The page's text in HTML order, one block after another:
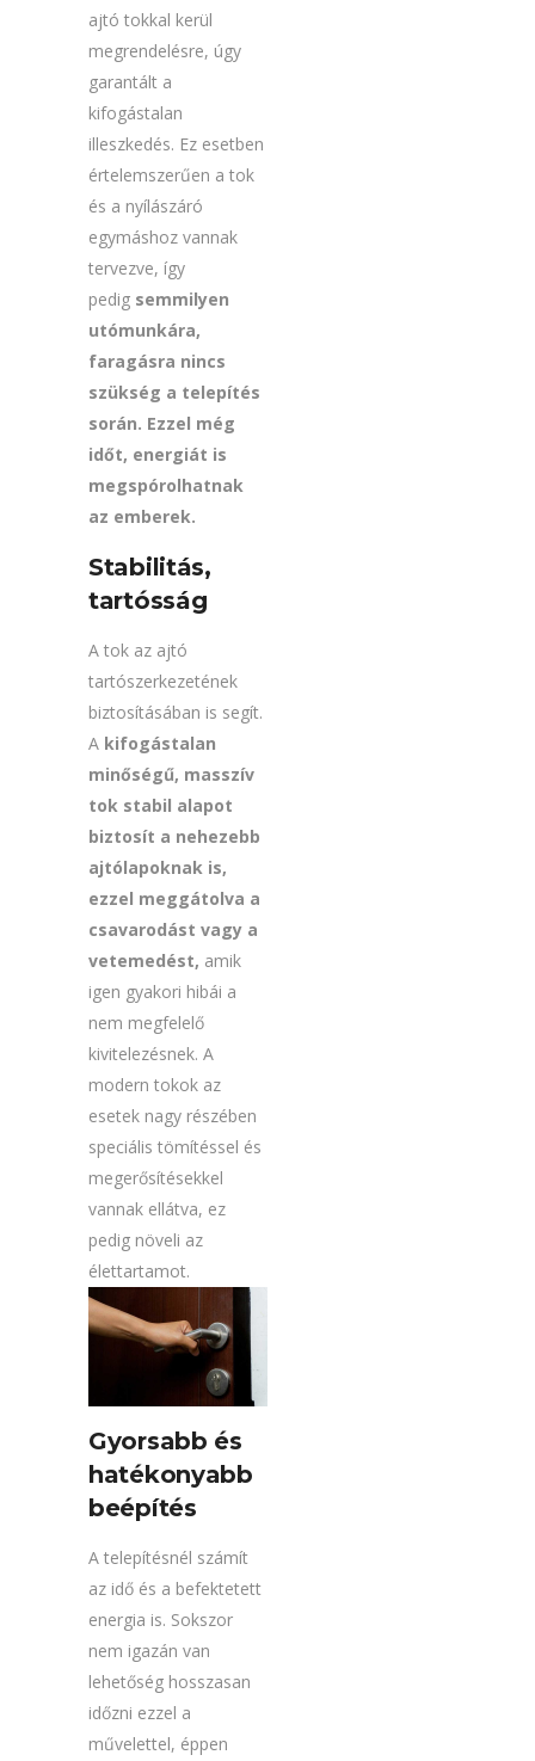
ajtó tokkal kerül
megrendelésre, úgy
garantált a
kifogástalan
illeszkedés. Ez esetben
értelemszerűen a tok
és a nyílászáró
egymáshoz vannak
tervezve, így
pedig semmilyen
utómunkára,
faragásra nincs
szükség a telepítés
során. Ezzel még
időt, energiát is
megspórolhatnak
az emberek.
Stabilitás,
tartósság
A tok az ajtó
tartószerkezetének
biztosításában is segít.
A kifogástalan
minőségű, masszív
tok stabil alapot
biztosít a nehezebb
ajtólapoknak is,
ezzel meggátolva a
csavarodást vagy a
vetemedést, amik
igen gyakori hibái a
nem megfelelő
kivitelezésnek. A
modern tokok az
esetek nagy részében
speciális tömítéssel és
megerősítésekkel
vannak ellátva, ez
pedig növeli az
élettartamot.
Gyorsabb és
hatékonyabb
beépítés
A telepítésnél számít
az idő és a befektetett
energia is. Sokszor
nem igazán van
lehetőség hosszasan
időzni ezzel a
művelettel, éppen